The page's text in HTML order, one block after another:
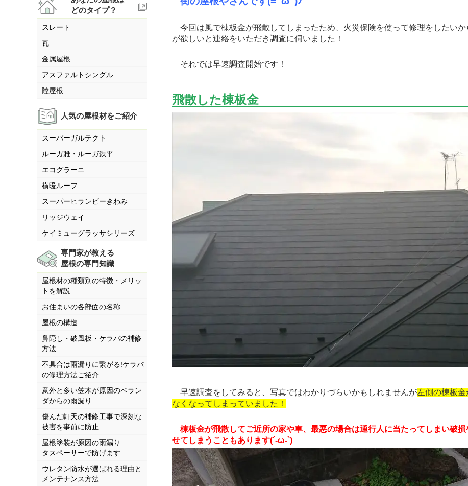
どのタイプ？
スレート
瓦
金属屋根
アスファルトシングル
陸屋根
人気の屋根材をご紹介
スーパーガルテクト
ルーガ雅・ルーガ鉄平
エコグラーニ
横暖ルーフ
スーパーヒランビーきわみ
リッジウェイ
ケイミューグラッサシリーズ
専門家が教える
屋根の専門知識
屋根材の種類別の特徴・メリッ
トを解説
お住まいの各部位の名称
屋根の構造
鼻隠し・破風板・ケラバの補修
方法
不具合は雨漏りに繋がる!ケラバ
の修理方法ご紹介
意外と多い笠木が原因のベラン
ダからの雨漏り
傷んだ軒天の補修工事で深刻な
被害を事前に防止
屋根塗装が原因の雨漏り
タスペーサーで防げます
ウレタン防水が選ばれる理由と
メンテナンス方法
今回は風で棟板金が飛散してしまったため、火災保険を使って修理をしたいか
が欲しいと連絡をいただき調査に伺いました！
それでは早速調査開始です！
飛散した棟板金
早速調査をしてみると、写真ではわかりづらいかもしれませんが左側の棟板金
なくなってしまっていました！
棟板金が飛散してご近所の家や車、最悪の場合は通行人に当たってしまい破損
せてしまうこともあります(´-ω-`)